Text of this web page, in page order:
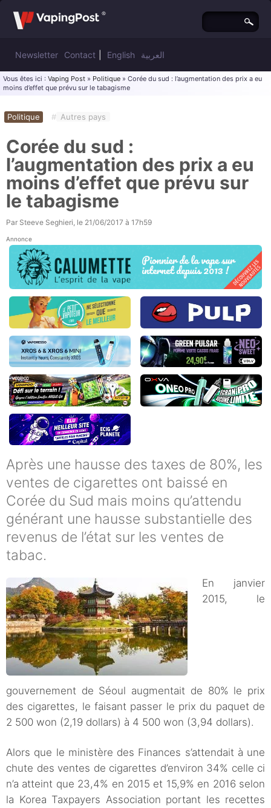
Newsletter Contact English العربية
Vous êtes ici : Vaping Post » Politique » Corée du sud : l’augmentation des prix a eu
moins d’effet que prévu sur le tabagisme
Politique # Autres pays
Corée du sud :
l’augmentation des prix a eu
moins d’effet que prévu sur
le tabagisme
Par Steeve Seghieri, le 21/06/2017 à 17h59
Annonce
Après une hausse des taxes de 80%, les
ventes de cigarettes ont baissé en
Corée du Sud mais moins qu’attendu
générant une hausse substantielle des
revenus de l’état sur les ventes de
tabac.
En janvier
2015, le
gouvernement de Séoul augmentait de 80% le prix
des cigarettes, le faisant passer le prix du paquet de
2 500 won (2,19 dollars) à 4 500 won (3,94 dollars).
Alors que le ministère des Finances s’attendait à une
chute des ventes de cigarettes d’environ 34% celle ci
n’a atteint que 23,4% en 2015 et 15,9% en 2016 selon
la Korea Taxpayers Association portant les recettes